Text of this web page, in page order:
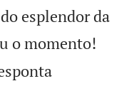
esplendor da
o momento!